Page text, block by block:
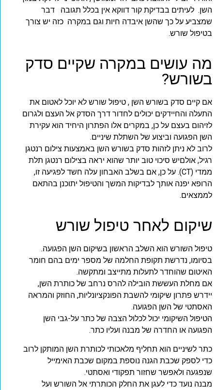
השן. לעיתים בבדיקת קור דווקא אין בכלל תגובה דבר
שמצביע על כך שהשן איבדה חיות וגם במקרה כזה יש צורך
בטיפול שורש.
מה עושים במקרה שקיים סדק
בשורש?
אם קיים סדק בשורש השן , טיפול שורש לא יוכל לאטום את
התעלה והחיידקים יכולים לחדור דרך הסדק אל העצם ולגרום
לזיהום בעצם על כן, במקרים אלו הפתרון היחיד הוא עקירת
השן הפגועה וביצוע של השתלת שיניים.
לרוב לא ניתן לזהות סדק בשורש השן באמצעות צילום רנטגן
רגיל, אולםיש סיכוי טוב יותר שהוא יראה בצילום רנטגן תלת
ממדי (CT). על כן, אם בשלב האבחון עלה חשד לפגיעה זו,
הרופא יפנה אותך לבדיקות המשך והטיפול יתוכנן בהתאם
לממצאים.
שיקום לאחר טיפול שורש
טיפול השורש הוא השלב הראשון בשיקום השן הפגועה.
בסיומו, נדרשת תקופת החלמה של מספר ימים בהם חומר
האיטום שהוחדר לתעלות מתייצב ומתקשה.
אם מחלת העששת הובילה להרס נרחב של כותרת השן,
יידרש פתרון שיקומי להשבת הפונקציונליות, החוזק והמראה
האסתטי של השן הפגועה.
הטיפול השיקומי יכול לכלול הצבה של כתר על-גבי השן
הפגועה או החדרה של מבנה ועליו כתר.
כתר לשיניים הוא תחליף מלאכותי לכותרת השן המותקן לרוב
כדי לספק שכבת הגנה נוספת במקום שכבת האימייל
שנפגעה ולאפשר שחזור תפקודי ואסתטי.
מבנה נועד כדי לעגן את החלק הכותרתי אל השורש ועל